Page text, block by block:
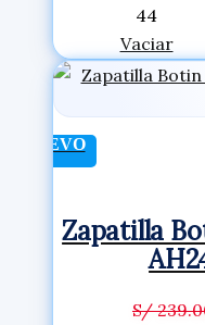
44
Vaciar
NUEVO
Zapatilla
S/